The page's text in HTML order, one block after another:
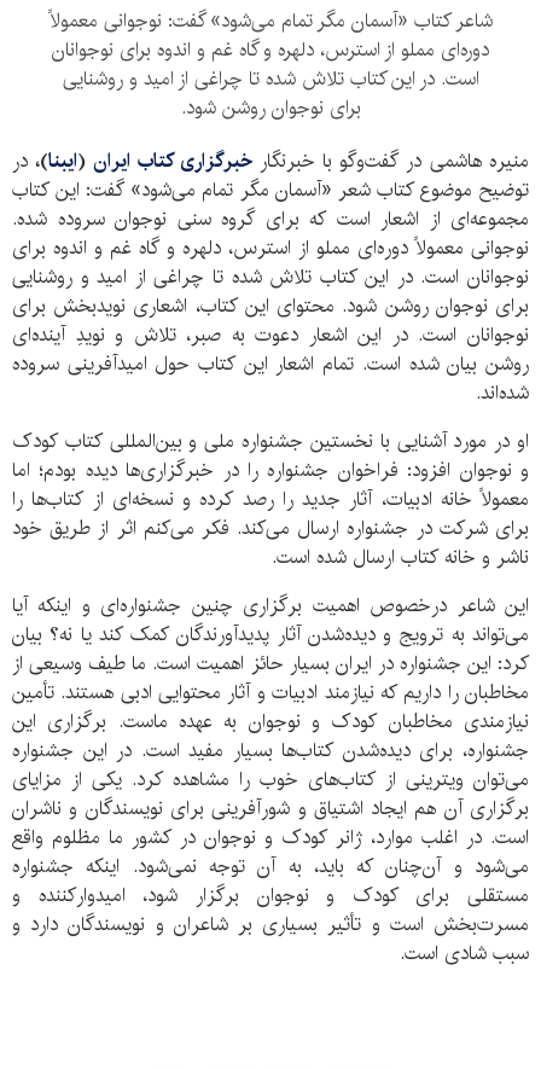
شاعر کتاب «آسمان مگر تمام می‌شود» گفت: نوجوانی معمولاً
دوره‌ای مملو از استرس، دلهره و گاه غم و اندوه برای نوجوانان
است. در این کتاب تلاش شده تا چراغی از امید و روشنایی
برای نوجوان روشن شود.
منیره هاشمی در گفت‌وگو با خبرنگار خبرگزاری کتاب ایران (ایبنا)،در
توضیح موضوع کتاب شعر «آسمان مگر تمام می‌شود» گفت: این کتاب
مجموعه‌ای از اشعار است که برای گروه سنی نوجوان سروده شده.
نوجوانی معمولاً دوره‌ای مملو از استرس، دلهره و گاه غم و اندوه برای
نوجوانان است. در این کتاب تلاش شده تا چراغی از امید و روشنایی
برای نوجوان روشن شود. محتوای این کتاب، اشعاری نویدبخش برای
نوجوانان است. در این اشعار دعوت به صبر، تلاش و نویدِ آینده‌ای
روشن بیان شده است. تمام اشعار این کتاب حول امیدآفرینی سروده
شده‌اند.
او در مورد آشنایی با نخستین جشنواره ملی و بین‌المللی کتاب کودک
و نوجوان افزود: فراخوان جشنواره را در خبرگزاری‌ها دیده بودم؛ اما
معمولاً خانه ادبیات، آثار جدید را رصد کرده و نسخه‌ای از کتاب‌ها را
برای شرکت در جشنواره ارسال می‌کند. فکر می‌کنم اثر از طریق خود
ناشر و خانه کتاب ارسال شده است.
این شاعر درخصوص اهمیت برگزاری چنین جشنواره‌ای و اینکه آیا
می‌تواند به ترویج و دیده‌شدن آثار پدیدآورندگان کمک کند یا نه؟ بیان
کرد: این جشنواره در ایران بسیار حائز اهمیت است. ما طیف وسیعی از
مخاطبان را داریم که نیازمند ادبیات و آثار محتوایی ادبی هستند. تأمین
نیازمندی مخاطبان کودک و نوجوان به عهده ماست. برگزاری این
جشنواره، برای دیده‌شدن کتاب‌ها بسیار مفید است. در این جشنواره
می‌توان ویترینی از کتاب‌های خوب را مشاهده کرد. یکی از مزایای
برگزاری آن هم ایجاد اشتیاق و شورآفرینی برای نویسندگان و ناشران
است. در اغلب موارد، ژانر کودک و نوجوان در کشور ما مظلوم واقع
می‌شود و آن‌چنان که باید، به آن توجه نمی‌شود. اینکه جشنواره
مستقلی برای کودک و نوجوان برگزار شود، امیدوارکننده و
مسرت‌بخش است و تأثیر بسیاری بر شاعران و نویسندگان دارد و
سبب شادی است.